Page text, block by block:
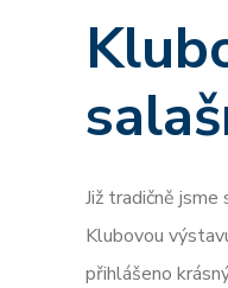
Již tradičně
Klubovou
přihlášeno